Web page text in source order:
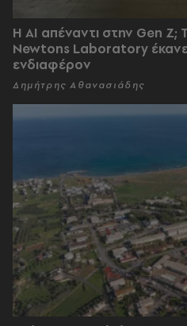
Η AI απέναντι στην Gen
Newtons Laboratory έκανε
ενδιαφέρον
Δημήτρης Αθανασιάδης